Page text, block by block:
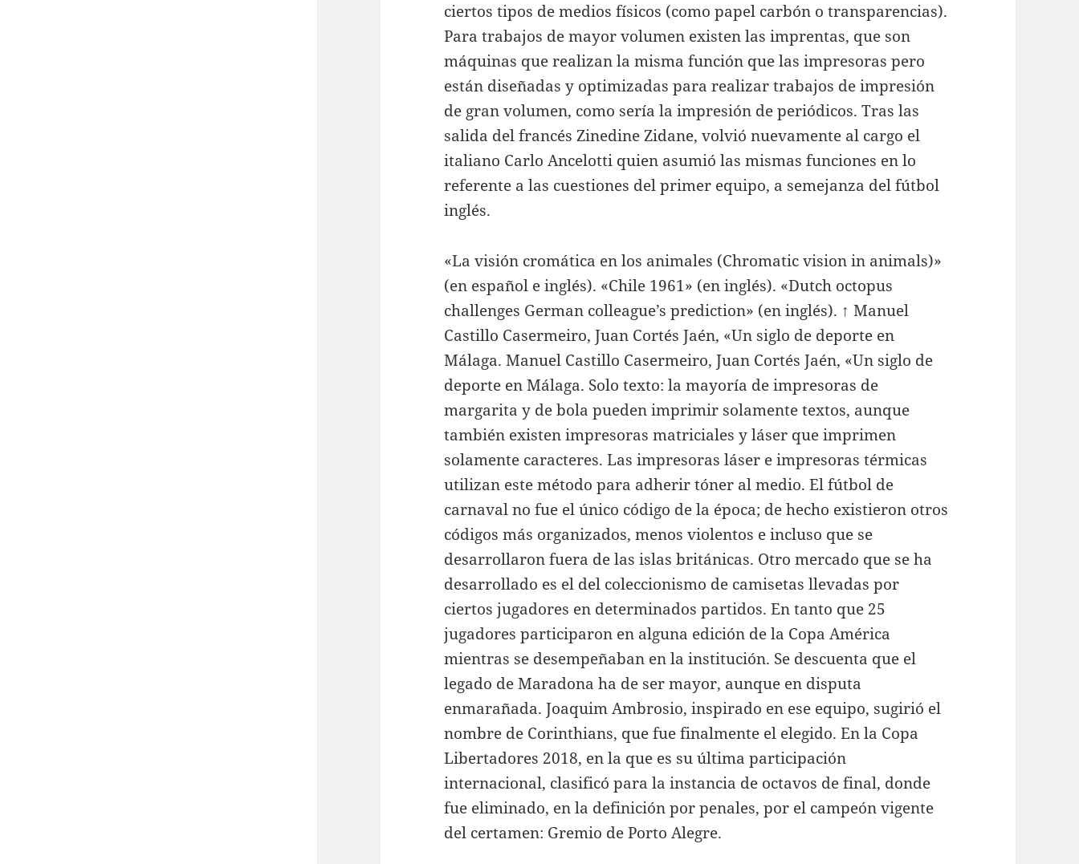
ciertos tipos de medios físicos (como papel carbón o transparencias).
Para trabajos de mayor volumen existen las imprentas, que son
máquinas que realizan la misma función que las impresoras pero
están diseñadas y optimizadas para realizar trabajos de impresión
de gran volumen, como sería la impresión de periódicos. Tras las
salida del francés Zinedine Zidane, volvió nuevamente al cargo el
italiano Carlo Ancelotti quien asumió las mismas funciones en lo
referente a las cuestiones del primer equipo, a semejanza del fútbol
inglés.
«La visión cromática en los animales (Chromatic vision in animals)»
(en español e inglés). «Chile 1961» (en inglés). «Dutch octopus
challenges German colleague’s prediction» (en inglés). ↑ Manuel
Castillo Casermeiro, Juan Cortés Jaén, «Un siglo de deporte en
Málaga. Manuel Castillo Casermeiro, Juan Cortés Jaén, «Un siglo de
deporte en Málaga. Solo texto: la mayoría de impresoras de
margarita y de bola pueden imprimir solamente textos, aunque
también existen impresoras matriciales y láser que imprimen
solamente caracteres. Las impresoras láser e impresoras térmicas
utilizan este método para adherir tóner al medio. El fútbol de
carnaval no fue el único código de la época; de hecho existieron otros
códigos más organizados, menos violentos e incluso que se
desarrollaron fuera de las islas británicas. Otro mercado que se ha
desarrollado es el del coleccionismo de camisetas llevadas por
ciertos jugadores en determinados partidos. En tanto que 25
jugadores participaron en alguna edición de la Copa América
mientras se desempeñaban en la institución. Se descuenta que el
legado de Maradona ha de ser mayor, aunque en disputa
enmarañada. Joaquim Ambrosio, inspirado en ese equipo, sugirió el
nombre de Corinthians, que fue finalmente el elegido. En la Copa
Libertadores 2018, en la que es su última participación
internacional, clasificó para la instancia de octavos de final, donde
fue eliminado, en la definición por penales, por el campeón vigente
del certamen: Gremio de Porto Alegre.